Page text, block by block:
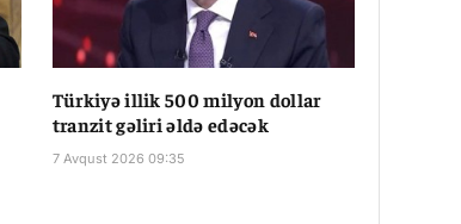
Türkiyə illik 500 milyon dollar
tranzit gəliri əldə edəcək
7 Avqust 2026 09:35